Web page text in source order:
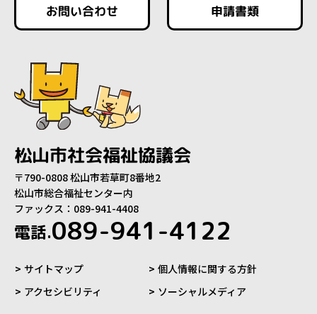
お問い合わせ 申請書類
松山市社会福祉協議会
〒790-0808 松山市若草町8番地2
松山市総合福祉センター内
ファックス：089-941-4408
電話.089-941-4122
サイトマップ
個人情報に関する方針
アクセシビリティ
ソーシャルメディア